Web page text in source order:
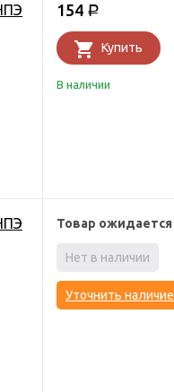
154 Р
Купить
В наличии
Товар ожидается
Нет в наличии
Уточнить наличие